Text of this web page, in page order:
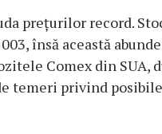
prețurilor record.
însă această
Comex din SUA,
temeri privind